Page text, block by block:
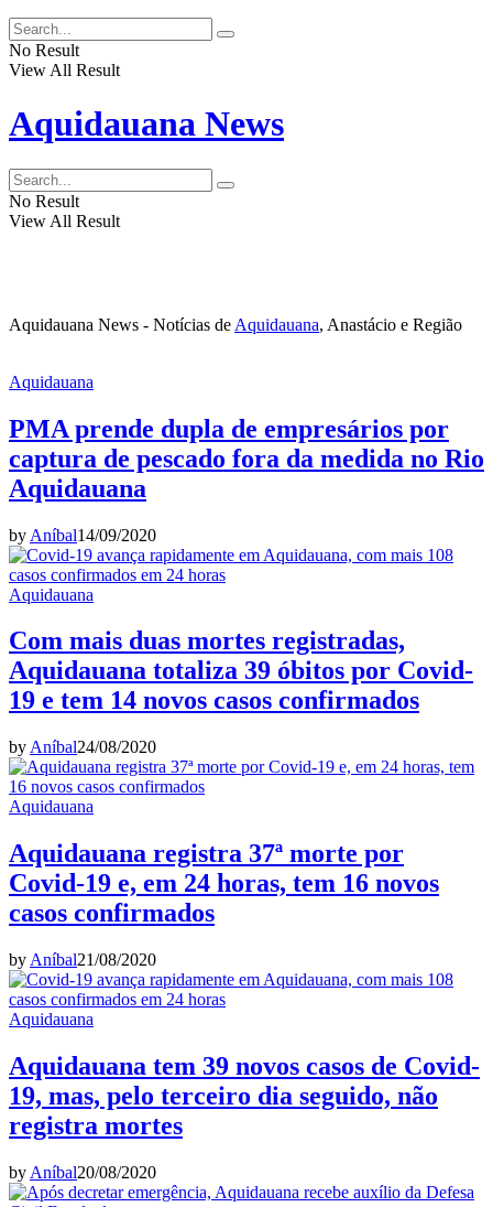
No Result
View All Result
Aquidauana News
No Result
View All Result
Aquidauana News - Notícias de Aquidauana, Anastácio e Região
Aquidauana
PMA prende dupla de empresários por
captura de pescado fora da medida no Rio
Aquidauana
by Aníbal14/09/2020
Aquidauana
Com mais duas mortes registradas,
Aquidauana totaliza 39 óbitos por Covid-
19 e tem 14 novos casos confirmados
by Aníbal24/08/2020
Aquidauana
Aquidauana registra 37ª morte por
Covid-19 e, em 24 horas, tem 16 novos
casos confirmados
by Aníbal21/08/2020
Aquidauana
Aquidauana tem 39 novos casos de Covid-
19, mas, pelo terceiro dia seguido, não
registra mortes
by Aníbal20/08/2020